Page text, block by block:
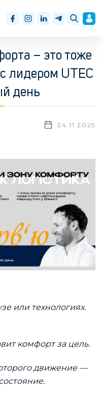
– это тоже
лидером UTEC
день
24.11.2025
или технологиях.
комфорт за цель.
движение —